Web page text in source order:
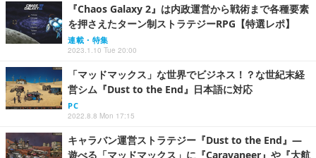
『Chaos Galaxy 2』は内政運営から戦術まで各種要素
を押さえたターン制ストラテジーRPG【特選レポ】
連載・特集
2023.1.10 Tue 20:00
「マッドマックス」な世界でビジネス！？な世紀末経
営シム『Dust to the End』日本語に対応
PC
2022.8.8 Mon 17:15
キャラバン運営ストラテジー『Dust to the End』―
遊べる「マッドマックス」に『Caravaneer』や『大航